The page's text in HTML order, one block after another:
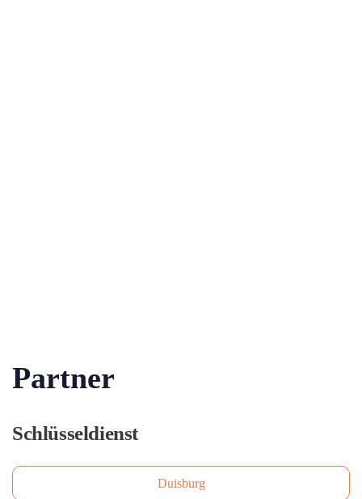
Partner
Schlüsseldienst
Duisburg